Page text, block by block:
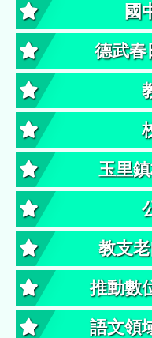
國
德武春
玉里
教支
推動數
語文領